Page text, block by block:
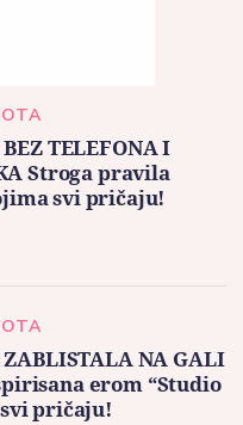
TELEFONA I
Stroga pravila
svi pričaju!
NA GALI
erom “Studio
pričaju!